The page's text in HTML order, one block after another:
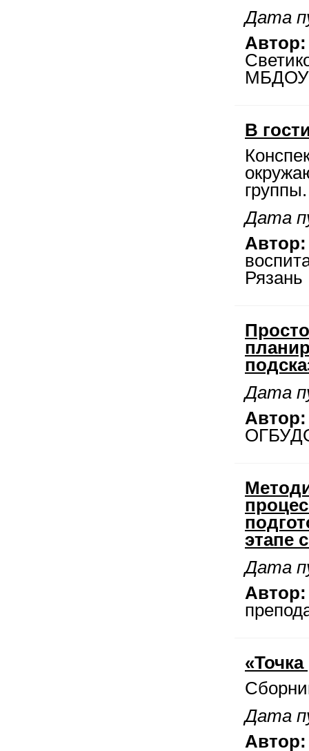
Дата
Автор:
МБДОУ
В
группы.
Дата
Автор:
Рязань
Дата
Автор:
этапе
Дата
Автор:
Дата
Автор: